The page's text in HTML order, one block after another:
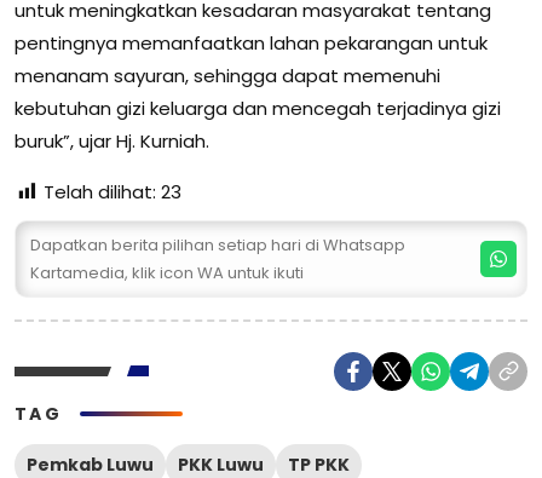
untuk meningkatkan kesadaran masyarakat tentang
pentingnya memanfaatkan lahan pekarangan untuk
menanam sayuran, sehingga dapat memenuhi
kebutuhan gizi keluarga dan mencegah terjadinya gizi
buruk”, ujar Hj. Kurniah.
Telah dilihat: 23
Dapatkan berita pilihan setiap hari di Whatsapp
Kartamedia, klik icon WA untuk ikuti
TAG
Pemkab Luwu PKK Luwu TP PKK